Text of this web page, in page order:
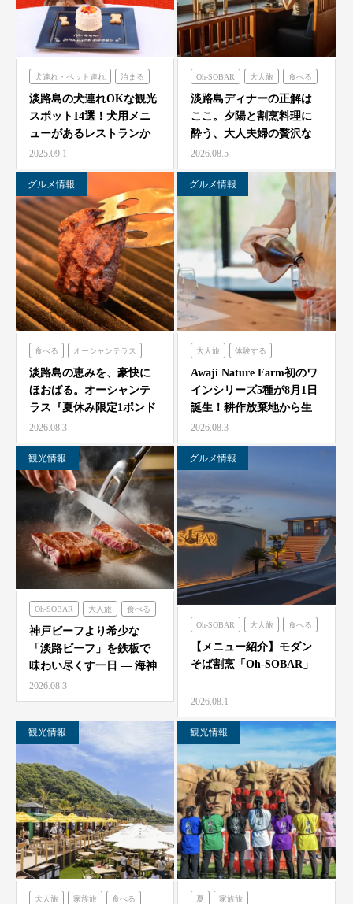
犬連れ・ペット連れ 泊まる
ミエレザガーデン
のじまスコーラ
シェフガーデン
淡路島の犬連れOKな観光
スポット14選！犬用メニ
ューがあるレストランか
らペット可ホテルまで…
2025.09.1
Oh-SOBAR 大人旅 食べる
青海波
淡路島ディナーの正解は
ここ。夕陽と割烹料理に
酔う、大人夫婦の贅沢な
一夜をモダン蕎麦割烹
O…
2026.08.5
グルメ情報
食べる オーシャンテラス
淡路島の恵みを、豪快に
ほおばる。オーシャンテ
ラス『夏休み限定1ポンド
ビーフフェア』7月25…
2026.08.3
グルメ情報
大人旅 体験する
農家レストラン「陽・燦燦」
Awaji Nature Farm初のワ
インシリーズ5種が8月1日
誕生！耕作放棄地から生
ま…
2026.08.3
観光情報
Oh-SOBAR 大人旅 食べる
のじまスコーラ 海神人の食卓
神戸ビーフより希少な
「淡路ビーフ」を鉄板で
味わい尽くす一日 — 海神
人（アマン）の食卓
「桟…
2026.08.3
グルメ情報
Oh-SOBAR 大人旅 食べる
【メニュー紹介】モダン
そば割烹「Oh-SOBAR」
2026.08.1
観光情報
大人旅 家族旅 食べる
観光情報
夏 家族旅